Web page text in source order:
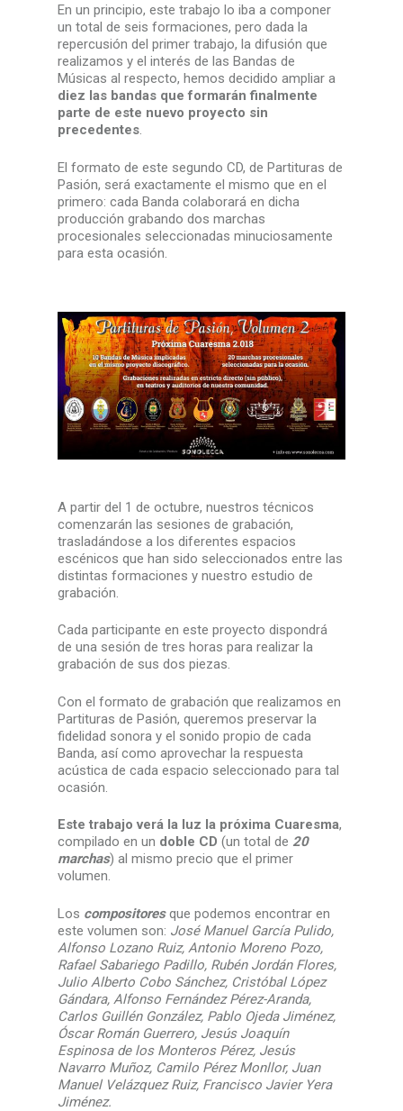
En un principio, este trabajo lo iba a componer
un total de seis formaciones, pero dada la
repercusión del primer trabajo, la difusión que
realizamos y el interés de las Bandas de
Músicas al respecto, hemos decidido ampliar a
diez las bandas que formarán finalmente
parte de este nuevo proyecto sin
precedentes.
El formato de este segundo CD, de Partituras de
Pasión, será exactamente el mismo que en el
primero: cada Banda colaborará en dicha
producción grabando dos marchas
procesionales seleccionadas minuciosamente
para esta ocasión.
A partir del 1 de octubre, nuestros técnicos
comenzarán las sesiones de grabación,
trasladándose a los diferentes espacios
escénicos que han sido seleccionados entre las
distintas formaciones y nuestro estudio de
grabación.
Cada participante en este proyecto dispondrá
de una sesión de tres horas para realizar la
grabación de sus dos piezas.
Con el formato de grabación que realizamos en
Partituras de Pasión, queremos preservar la
fidelidad sonora y el sonido propio de cada
Banda, así como aprovechar la respuesta
acústica de cada espacio seleccionado para tal
ocasión.
Este trabajo verá la luz la próxima Cuaresma,
compilado en un doble CD (un total de 20
marchas) al mismo precio que el primer
volumen.
Los compositoresque podemos encontrar en
este volumen son: José Manuel García Pulido,
Alfonso Lozano Ruiz, Antonio Moreno Pozo,
Rafael Sabariego Padillo, Rubén Jordán Flores,
Julio Alberto Cobo Sánchez, Cristóbal López
Gándara, Alfonso Fernández Pérez-Aranda,
Carlos Guillén González, Pablo Ojeda Jiménez,
Óscar Román Guerrero, Jesús Joaquín
Espinosa de los Monteros Pérez, Jesús
Navarro Muñoz, Camilo Pérez Monllor, Juan
Manuel Velázquez Ruiz, Francisco Javier Yera
Jiménez.